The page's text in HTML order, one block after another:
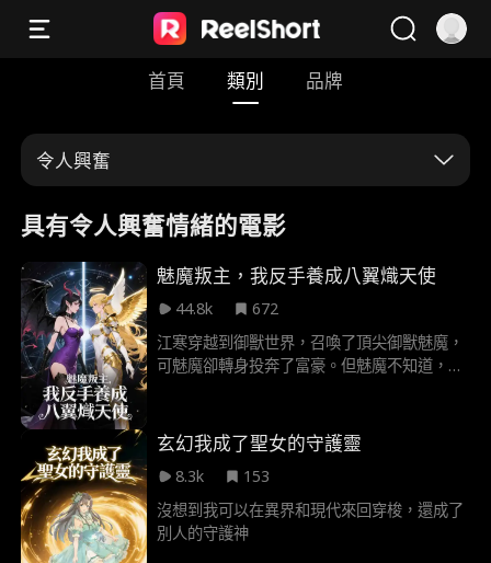
首頁 類別 品牌
令人興奮
具有令人興奮情緒的電影
魅魔叛主，我反手養成八翼熾天使
44.8k
672
江寒穿越到御獸世界，召喚了頂尖御獸魅魔，
可魅魔卻轉身投奔了富豪。但魅魔不知道，江
獸！！當八翼天使降臨時，整個世界徹底震
動！
玄幻我成了聖女的守護靈
8.3k
153
沒想到我可以在異界和現代來回穿梭，還成了
別人的守護神